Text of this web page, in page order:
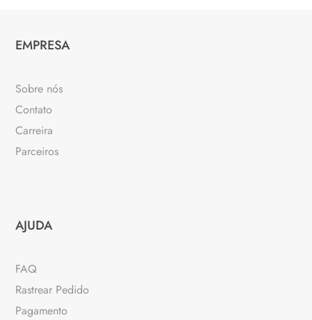
EMPRESA
Sobre nós
Contato
Carreira
Parceiros
AJUDA
FAQ
Rastrear Pedido
Pagamento